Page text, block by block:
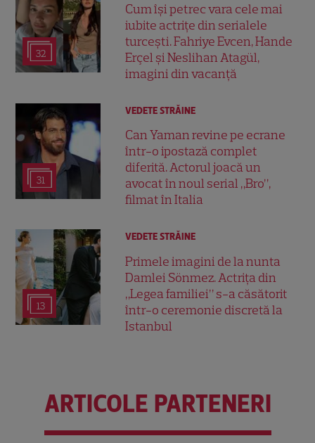
32
Cum își petrec vara cele mai
iubite actrițe din serialele
turcești. Fahriye Evcen, Hande
Erçel și Neslihan Atagül,
imagini din vacanță
31
VEDETE STRĂINE
Can Yaman revine pe ecrane
într-o ipostază complet
diferită. Actorul joacă un
avocat în noul serial „Bro”,
filmat în Italia
13
VEDETE STRĂINE
Primele imagini de la nunta
Damlei Sönmez. Actrița din
„Legea familiei” s-a căsătorit
într-o ceremonie discretă la
Istanbul
ARTICOLE PARTENERI